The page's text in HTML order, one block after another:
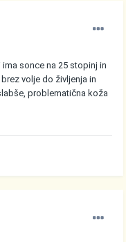
sonce na 25 stopinj in
volje do življenja in
problematična koža